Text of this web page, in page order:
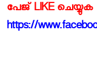
പേജ് LIKE ചെയ്യുക
https://